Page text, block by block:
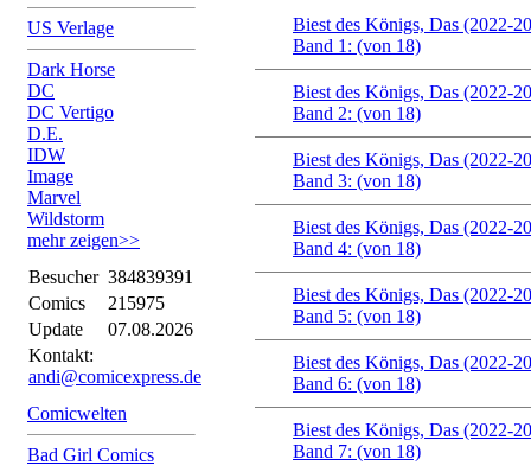
US Verlage
Dark Horse
DC
DC Vertigo
D.E.
IDW
Image
Marvel
Wildstorm
mehr zeigen>>
Besucher 384839391
Comics
215975
Update
07.08.2026
Kontakt:
andi@comicexpress.de
Comicwelten
Bad Girl Comics
Biest des Königs, Das (2022-
Band 1: (von 18)
Biest des Königs, Das (2022-
Band 2: (von 18)
Biest des Königs, Das (2022-
Band 3: (von 18)
Biest des Königs, Das (2022-
Band 4: (von 18)
Biest des Königs, Das (2022-
Band 5: (von 18)
Biest des Königs, Das (2022-
Band 6: (von 18)
Biest des Königs, Das (2022-
Band 7: (von 18)